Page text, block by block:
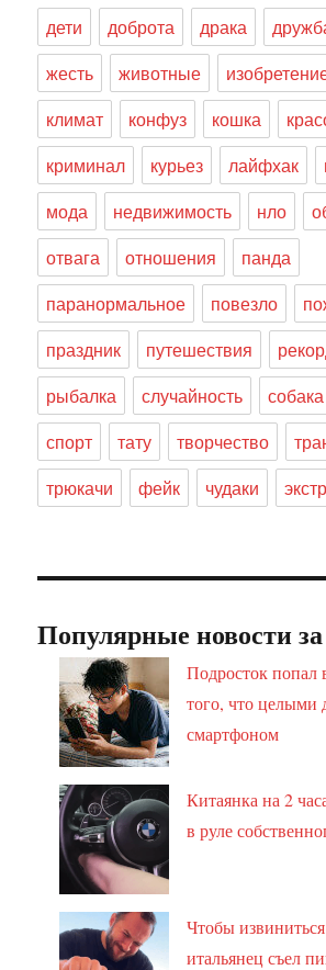
дети доброта драка
жесть
животные
климат
конфуз кошка
криминал
курьез лайфхак
мода
недвижимость нло
отвага
отношения
панда
паранормальное
повезло
праздник
путешествия
рыбалка
случайность собака
спорт
тату творчество
трюкачи
фейк чудаки
Популярные новости
Подросток попал
того, что целыми
смартфоном
Китаянка на 2
в руле
Чтобы
итальянец съел